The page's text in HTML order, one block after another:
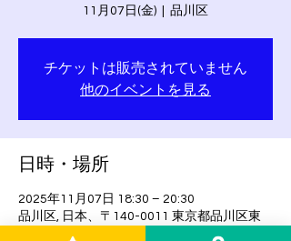
11月07日(金) 品川区
チケットは販売されていません
他のイベントを見る
日時・場所
2025年11月07日 18:30 – 20:30
品川区, 日本、〒140-0011 東京都品川区東
大井５丁目１８−１